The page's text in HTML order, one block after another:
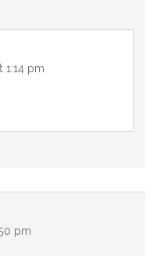
1:14 pm
pm